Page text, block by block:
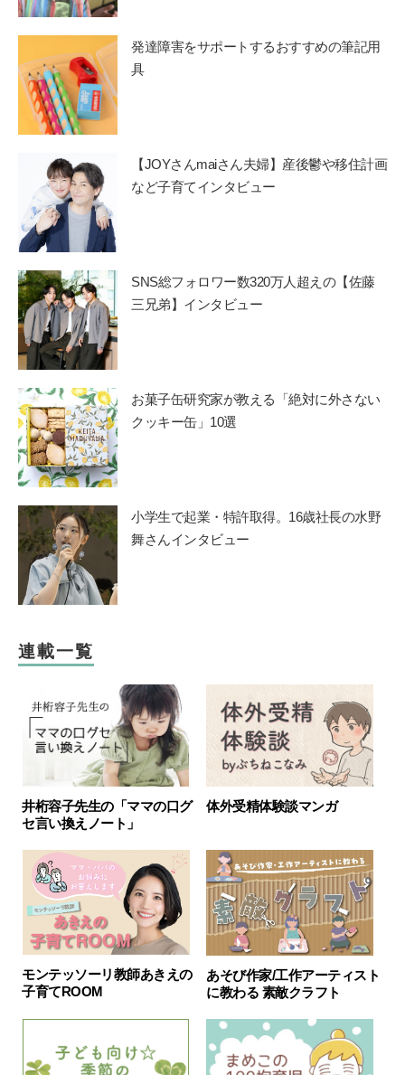
発達障害をサポートするおすすめの筆記用
具
【JOYさんmaiさん夫婦】産後鬱や移住計画
など子育てインタビュー
SNS総フォロワー数320万人超えの【佐藤
三兄弟】インタビュー
お菓子缶研究家が教える「絶対に外さない
クッキー缶」10選
小学生で起業・特許取得。16歳社長の水野
舞さんインタビュー
連載一覧
井桁容子先生の「ママの口グ
セ言い換えノート」
体外受精体験談マンガ
モンテッソーリ教師あきえの
子育てROOM
あそび作家/工作アーティスト
に教わる 素敵クラフト